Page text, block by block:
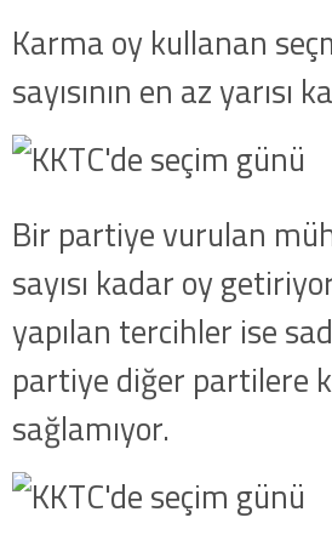
Karma oy kullanan
sayısının en az
Bir partiye vurulan
sayısı kadar oy
yapılan tercihler ise
partiye diğer partilere
sağlamıyor.